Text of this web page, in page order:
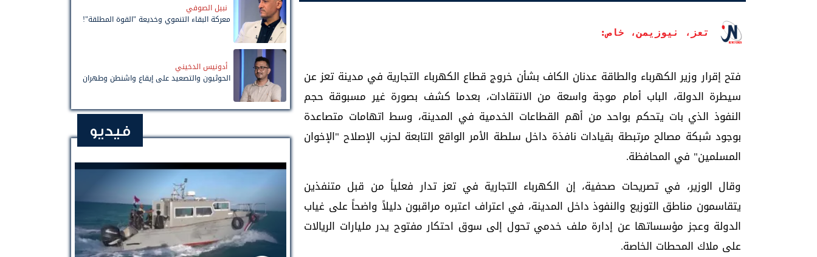
تعز، نيوزيمن، خاص:
فتح إقرار وزير الكهرباء والطاقة عدنان الكاف بشأن خروج قطاع الكهرباء التجارية في مدينة تعز عن
سيطرة الدولة، الباب أمام موجة واسعة من الانتقادات، بعدما كشف بصورة غير مسبوقة حجم
النفوذ الذي بات يتحكم بواحد من أهم القطاعات الخدمية في المدينة، وسط اتهامات متصاعدة
بوجود شبكة مصالح مرتبطة بقيادات نافذة داخل سلطة الأمر الواقع التابعة لحزب الإصلاح "الإخوان
المسلمين" في المحافظة.
وقال الوزير، في تصريحات صحفية، إن الكهرباء التجارية في تعز تدار فعلياً من قبل متنفذين
يتقاسمون مناطق التوزيع والنفوذ داخل المدينة، في اعتراف اعتبره مراقبون دليلاً واضحاً على غياب
الدولة وعجز مؤسساتها عن إدارة ملف خدمي تحول إلى سوق احتكار مفتوح يدر مليارات الريالات
على ملاك المحطات الخاصة.
نبيل الصوفي
معركة البقاء التنموي وخديعة "القوة المطلقة"!
أدونيس الدخيني
الحوثيون والتصعيد على إيقاع واشنطن وطهران
فيديو